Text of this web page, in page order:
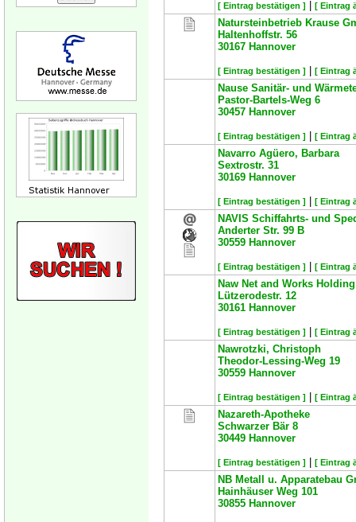
[ Eintrag bestätigen ] [ Eintrag
Natursteinbetrieb Krause
Haltenhoffstr. 56
30167 Hannover
[ Eintrag bestätigen ] [ Eintrag
Nause Sanitär- und
Pastor-Bartels-Weg 6
30457 Hannover
[ Eintrag bestätigen ] [ Eintrag
Navarro Agüero, Barbara
Sextrostr. 31
30169 Hannover
[ Eintrag bestätigen ] [ Eintrag
NAVIS Schiffahrts- und
Anderter Str. 99 B
30559 Hannover
[ Eintrag bestätigen ] [ Eintrag
Naw Net and Works
Lützerodestr. 12
30161 Hannover
[ Eintrag bestätigen ] [ Eintrag
Nawrotzki, Christoph
Theodor-Lessing-Weg 19
30559 Hannover
[ Eintrag bestätigen ] [ Eintrag
Nazareth-Apotheke
Schwarzer Bär 8
30449 Hannover
[ Eintrag bestätigen ] [ Eintrag
NB Metall u. Apparatebau
Hainhäuser Weg 101
30855 Hannover